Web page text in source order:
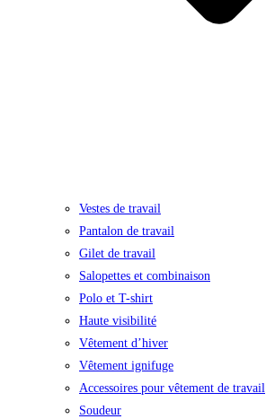
Vestes de travail
Pantalon de travail
Gilet de travail
Salopettes et combinaison
Polo et T-shirt
Haute visibilité
Vêtement d’hiver
Vêtement ignifuge
Accessoires pour vêtement de travail
Soudeur